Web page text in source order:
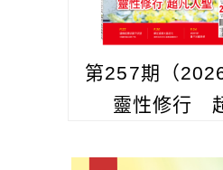
第257期（
靈性修行